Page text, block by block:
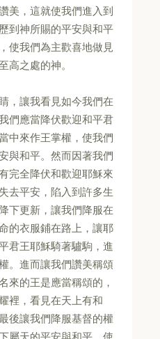
美，這就使我們進入到
到神所賜的平安與和平
使我們為主歡喜地做見
高之處的神。
，讓我看見如今我們在
們應當降伏歡迎和平君
中來作王掌權，使我們
與和平。然而因著我們
完全降伏和歡迎耶穌來
去平安，陷入到許多生
下更新，讓我們降服在
的衣服鋪在路上，讓耶
君王耶穌騎著驢駒，進
。進而讓我們讚美稱頌
來的王是應當稱頌的，
裡，看見在天上有和
後讓我們降服基督的權